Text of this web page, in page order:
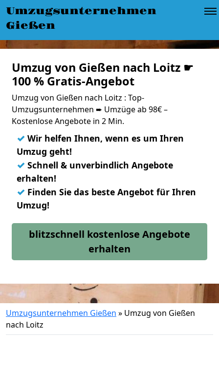
Umzugsunternehmen
Gießen
Umzug von Gießen nach Loitz ☛
100 % Gratis-Angebot
Umzug von Gießen nach Loitz : Top-
Umzugsunternehmen ➨ Umzüge ab 98€ –
Kostenlose Angebote in 2 Min.
✓ Wir helfen Ihnen, wenn es um Ihren
Umzug geht!
✓ Schnell & unverbindlich Angebote
erhalten!
✓ Finden Sie das beste Angebot für Ihren
Umzug!
blitzschnell kostenlose Angebote
erhalten
Umzugsunternehmen Gießen » Umzug von Gießen
nach Loitz